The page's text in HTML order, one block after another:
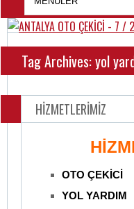
Tag Archives: yol
HİZMETLERİMİZ
OTO ÇEKİCİ
YOL YARDIM